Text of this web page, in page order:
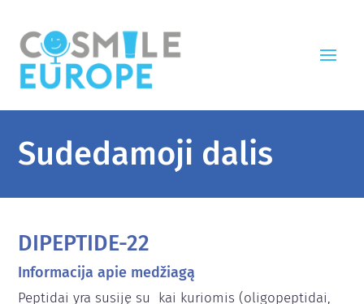
Sudedamoji dalis
DIPEPTIDE-22
Informacija apie medžiagą
Peptidai yra susiję su  kai kuriomis (oligopeptidai,